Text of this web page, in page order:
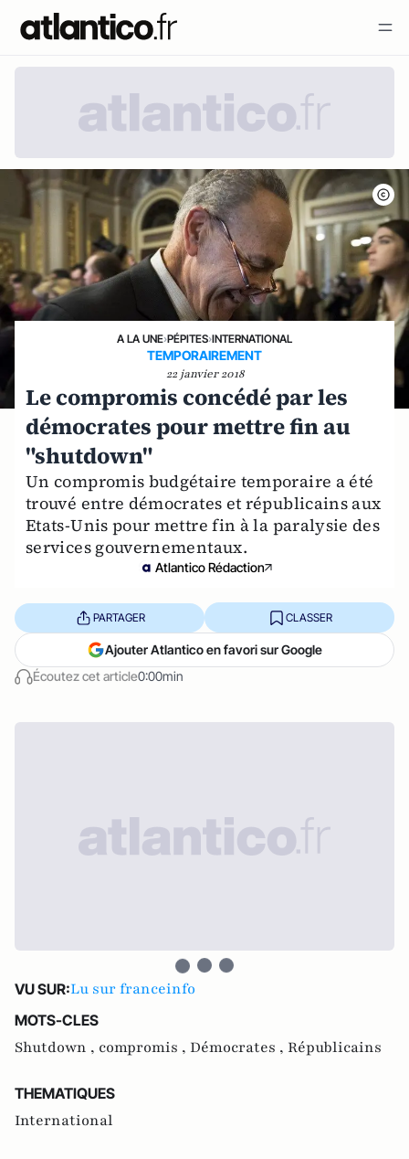
A LA UNE›PÉPITES›INTERNATIONAL
TEMPORAIREMENT
22 janvier 2018
Le compromis concédé par les
démocrates pour mettre fin au
"shutdown"
Un compromis budgétaire temporaire a été
trouvé entre démocrates et républicains aux
Etats-Unis pour mettre fin à la paralysie des
services gouvernementaux.
Atlantico Rédaction
Écoutez cet article0:00min
PARTAGER CLASSER
Ajouter Atlantico en favori sur Google
VU SUR:Lu sur franceinfo
MOTS-CLES
Shutdown , compromis , Démocrates , Républicains
THEMATIQUES
International